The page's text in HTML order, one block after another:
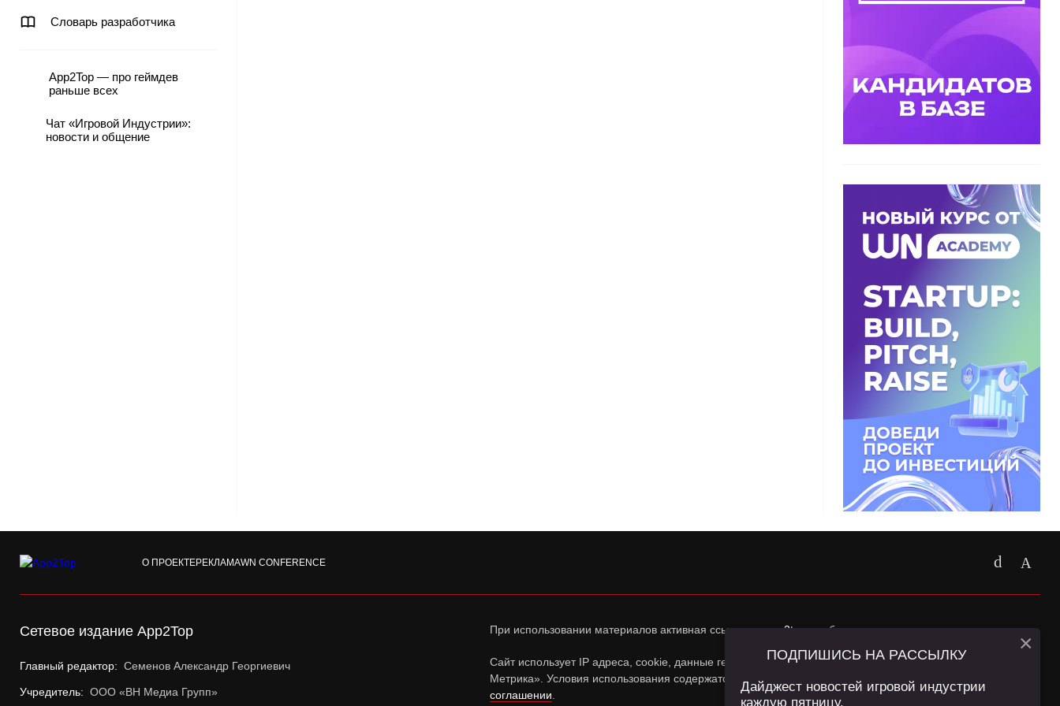
Словарь разработчика
App2Top — про геймдев
раньше всех
Чат «Игровой Индустрии»:
новости и общение
О ПРОЕКТЕРЕКЛАМАWN CONFERENCE
Сетевое издание App2Top
Главный редактор: Семенов Александр Георгиевич
Учредитель: ООО «ВН Медиа Групп»
При использовании материалов активная ссылка наapp2top.ruобязательна.
Сайт использует IP адреса, cookie, данные геолокации Пользователей сайта и сервис «Яндекс
Метрика». Условия использования содержатся в
Политике конфиденциальностии
соглашении
ПОДПИШИСЬ НА РАССЫЛКУ
Дайджест новостей игровой индустрии
каждую пятницу.
×